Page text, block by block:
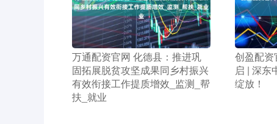
​万通配资官网 化德县：推进巩
固拓展脱贫攻坚成果同乡村振兴
有效衔接工作提质增效_监测_帮
扶_就业
创盈配资
启 | 深东
绽放！